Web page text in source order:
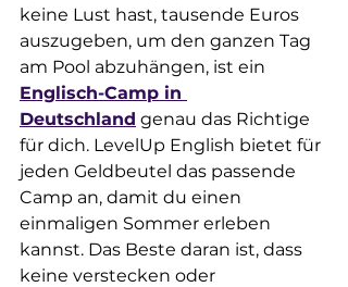
keine Lust hast, tausende Euros
auszugeben, um den ganzen Tag
am Pool abzuhängen, ist ein
Englisch-Camp in
Deutschland genau das Richtige
für dich. LevelUp English bietet für
jeden Geldbeutel das passende
Camp an, damit du einen
einmaligen Sommer erleben
kannst. Das Beste daran ist, dass
keine verstecken oder